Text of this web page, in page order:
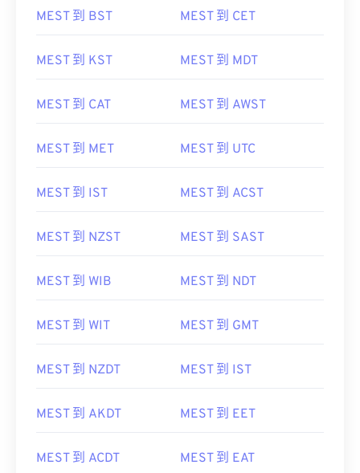
MEST 到 BST MEST 到 CET
MEST 到 KST MEST 到 MDT
MEST 到 CAT MEST 到 AWST
MEST 到 MET MEST 到 UTC
MEST 到 IST MEST 到 ACST
MEST 到 NZST MEST 到 SAST
MEST 到 WIB MEST 到 NDT
MEST 到 WIT MEST 到 GMT
MEST 到 NZDT MEST 到 IST
MEST 到 AKDT MEST 到 EET
MEST 到 ACDT MEST 到 EAT